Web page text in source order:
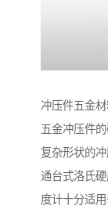
冲压件五金材
五金冲压件
复杂形状的
通台式洛氏
度计十分适